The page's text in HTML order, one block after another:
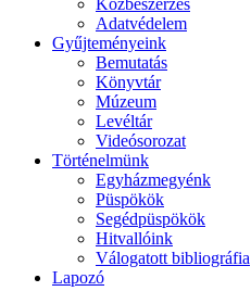
Közbeszerzés
Adatvédelem
Gyűjteményeink
Bemutatás
Könyvtár
Múzeum
Levéltár
Videósorozat
Történelmünk
Egyházmegyénk
Püspökök
Segédpüspökök
Hitvallóink
Válogatott bibliográfia
Lapozó